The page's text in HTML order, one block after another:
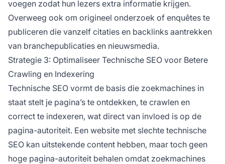
voegen zodat hun lezers extra informatie krijgen.
Overweeg ook om origineel onderzoek of enquêtes te
publiceren die vanzelf citaties en backlinks aantrekken
van branchepublicaties en nieuwsmedia.
Strategie 3: Optimaliseer Technische SEO voor Betere
Crawling en Indexering
Technische SEO vormt de basis die zoekmachines in
staat stelt je pagina’s te ontdekken, te crawlen en
correct te indexeren, wat direct van invloed is op de
pagina-autoriteit. Een website met slechte technische
SEO kan uitstekende content hebben, maar toch geen
hoge pagina-autoriteit behalen omdat zoekmachines